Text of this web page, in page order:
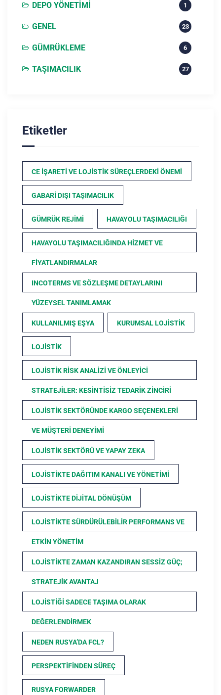
DEPO YÖNETIMI 1
GENEL 23
GÜMRÜKLEME 6
TAŞIMACILIK 27
Etiketler
CE İŞARETI VE LOJISTIK SÜREÇLERDEKI ÖNEMI
GABARI DIŞI TAŞIMACILIK
GÜMRÜK REJIMI HAVAYOLU TAŞIMACILIĞI
HAVAYOLU TAŞIMACILIĞINDA HIZMET VE
FIYATLANDIRMALAR
INCOTERMS VE SÖZLEŞME DETAYLARINI
YÜZEYSEL TANIMLAMAK
KULLANILMIŞ EŞYA KURUMSAL LOJISTIK
LOJISTIK
LOJISTIK RISK ANALIZI VE ÖNLEYICI
STRATEJILER: KESINTISIZ TEDARIK ZINCIRI
LOJISTIK SEKTÖRÜNDE KARGO SEÇENEKLERI
VE MÜŞTERI DENEYIMI
LOJISTIK SEKTÖRÜ VE YAPAY ZEKA
LOJISTIKTE DAĞITIM KANALI VE YÖNETIMI
LOJISTIKTE DIJITAL DÖNÜŞÜM
LOJISTIKTE SÜRDÜRÜLEBILIR PERFORMANS VE
ETKIN YÖNETIM
LOJISTIKTE ZAMAN KAZANDIRAN SESSIZ GÜÇ;
STRATEJIK AVANTAJ
LOJISTIĞI SADECE TAŞIMA OLARAK
DEĞERLENDIRMEK
NEDEN RUSYA’DA FCL?
PERSPEKTIFINDEN SÜREÇ
RUSYA FORWARDER